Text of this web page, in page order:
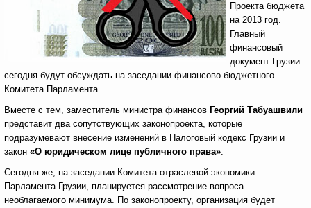
Проекта бюджета
на 2013 год.
Главный
финансовый
документ Грузии
сегодня будут обсуждать на заседании финансово-бюджетного
Комитета Парламента.
Вместе с тем, заместитель министра финансов Георгий Табуашвили
представит два сопутствующих законопроекта, которые
подразумевают внесение изменений в Налоговый кодекс Грузии и
закон «О юридическом лице публичного права».
Сегодня же, на заседании Комитета отраслевой экономики
Парламента Грузии, планируется рассмотрение вопроса
необлагаемого минимума. По законопроекту, организация будет